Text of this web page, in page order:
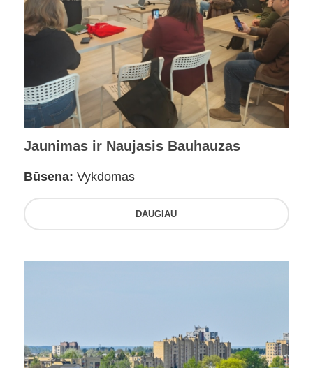
Jaunimas ir Naujasis Bauhauzas
Būsena: Vykdomas
DAUGIAU